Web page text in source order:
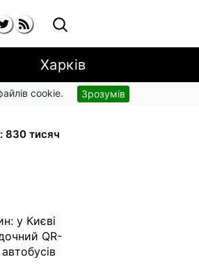
Харків
cookie. Зрозумів
830 тисяч
у Києві
QR-